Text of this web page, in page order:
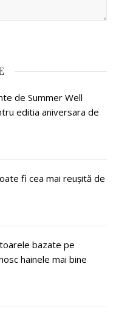
de Summer Well
editia aniversara de
fi cea mai reușită de
bazate pe
hainele mai bine